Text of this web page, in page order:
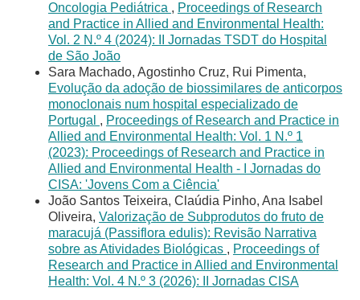
Oncologia Pediátrica , Proceedings of Research
and Practice in Allied and Environmental Health:
Vol. 2 N.º 4 (2024): II Jornadas TSDT do Hospital
de São João
Sara Machado, Agostinho Cruz, Rui Pimenta,
Evolução da adoção de biossimilares de anticorpos
monoclonais num hospital especializado de
Portugal , Proceedings of Research and Practice in
Allied and Environmental Health: Vol. 1 N.º 1
(2023): Proceedings of Research and Practice in
Allied and Environmental Health - I Jornadas do
CISA: 'Jovens Com a Ciência'
João Santos Teixeira, Claúdia Pinho, Ana Isabel
Oliveira, Valorização de Subprodutos do fruto de
maracujá (Passiflora edulis): Revisão Narrativa
sobre as Atividades Biológicas , Proceedings of
Research and Practice in Allied and Environmental
Health: Vol. 4 N.º 3 (2026): II Jornadas CISA